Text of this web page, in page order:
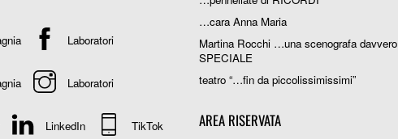
Laboratori
Laboratori
LinkedIn TikTok
…cara Anna Maria
Martina Rocchi …una scenografa davvero
SPECIALE
teatro “…fin da piccolissimissimi”
AREA RISERVATA